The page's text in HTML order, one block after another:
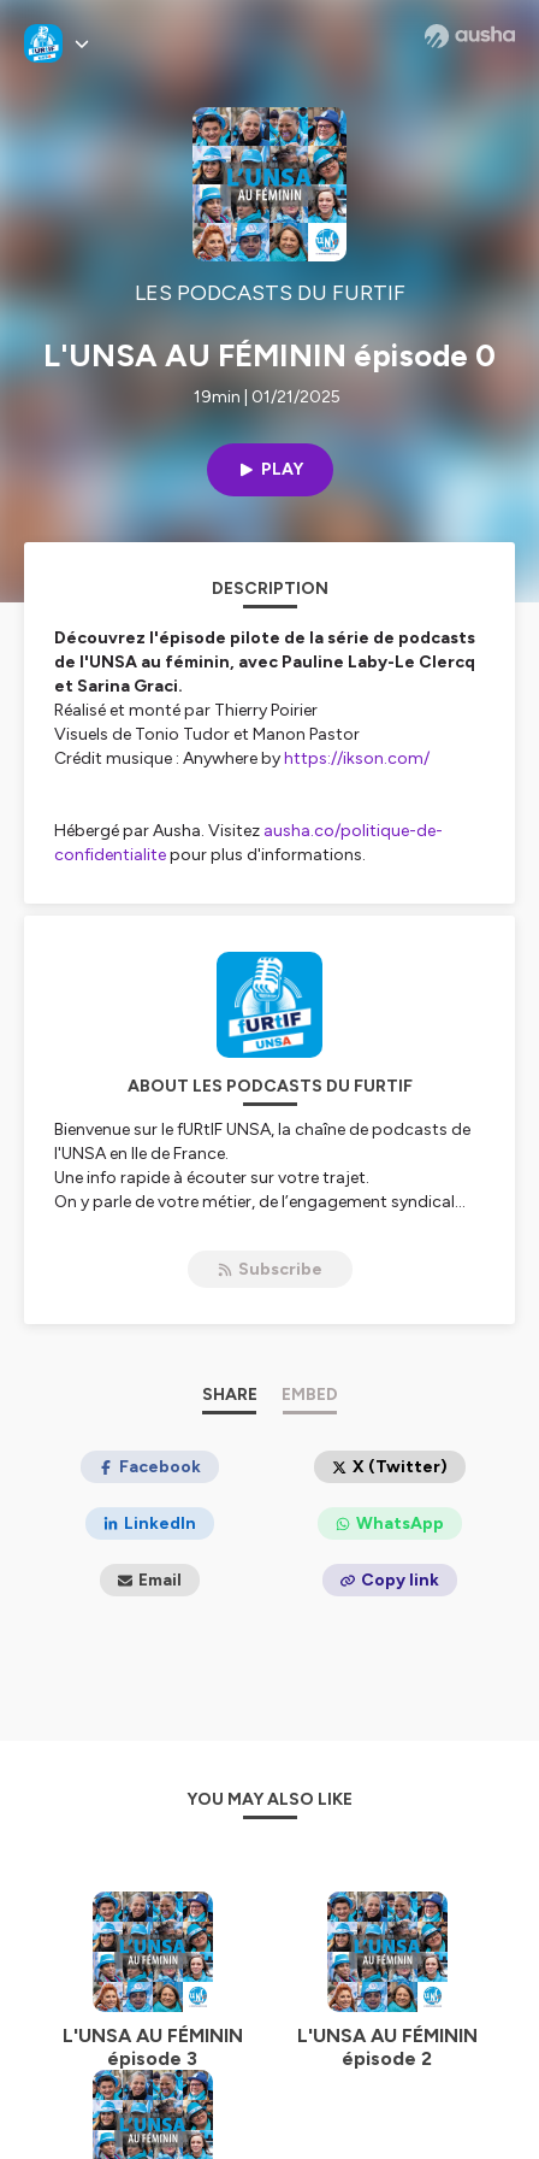
LES PODCASTS DU FURTIF
L'UNSA AU FÉMININ épisode 0
19min | 01/21/2025
PLAY
DESCRIPTION
Découvrez l'épisode pilote de la série de podcasts
de l'UNSA au féminin, avec Pauline Laby-Le Clercq
et Sarina Graci.
Réalisé et monté par Thierry Poirier
Visuels de Tonio Tudor et Manon Pastor
Crédit musique : Anywherebyhttps://ikson.com/
Hébergé par Ausha. Visitez ausha.co/politique-de-
confidentialitepour plus d'informations.
ABOUT LES PODCASTS DU FURTIF
Bienvenue sur lefURtIF UNSA, la chaîne de podcasts de
l'UNSA en Ile de France.
Une info rapide à écouter sur votre trajet.
On y parle de votre métier, de l’engagement syndical…
adhérez et votez pour l’UNSA !
https://www.unsa.org/Adherer-a-l-UNSA
Hébergé par Ausha. Visitez
ausha.co/politique-de-
Subscribe
SHARE EMBED
Facebook X (Twitter)
LinkedIn WhatsApp
Email Copy link
YOU MAY ALSO LIKE
L'UNSA AU FÉMININ
épisode 3
L'UNSA AU FÉMININ
épisode 2